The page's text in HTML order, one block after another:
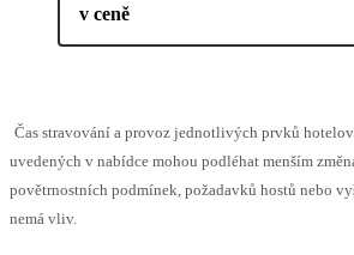
v ceně
Čas stravování a provoz jednotlivých prvků
uvedených v nabídce mohou podléhat menším
povětrnostních podmínek, požadavků hostů nebo
nemá vliv.